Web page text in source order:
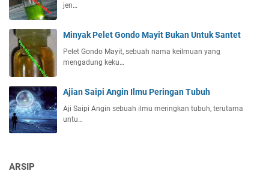
jen…
Minyak Pelet Gondo Mayit Bukan Untuk Santet
Pelet Gondo Mayit, sebuah nama keilmuan yang
mengadung keku…
Ajian Saipi Angin Ilmu Peringan Tubuh
Aji Saipi Angin sebuah ilmu meringkan tubuh, terutama
untu…
ARSIP